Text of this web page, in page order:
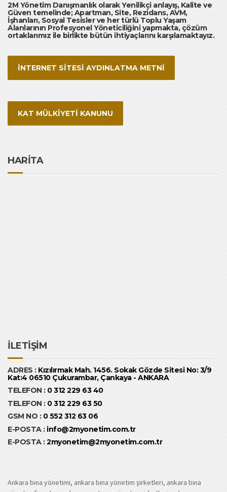
2M Yönetim Danışmanlık olarak Yenilikçi anlayış, Kalite ve
Güven temelinde; Apartman, Site, Rezidans, AVM,
İşhanları, Sosyal Tesisler ve her türlü Toplu Yaşam
Alanlarının Profesyonel Yöneticiliğini yapmakta, çözüm
ortaklarımız ile birlikte bütün ihtiyaçlarını karşılamaktayız.
İNTERNET SİTESİ AYDINLATMA METNİ
KAT MÜLKİYETİ KANUNU
HARİTA
İLETİŞİM
ADRES : Kızılırmak Mah. 1456. Sokak Gözde Sitesi No: 3/9
Kat:4 06510 Çukurambar, Çankaya - ANKARA
TELEFON :0 312 229 63 40
TELEFON : 0 312 229 63 50
GSM NO : 0 552 312 63 06
E-POSTA : info@2myonetim.com.tr
E-POSTA :2myonetim@2myonetim.com.tr
Ankara bina yönetimi, ankara bina yönetim şirketleri, ankara bina